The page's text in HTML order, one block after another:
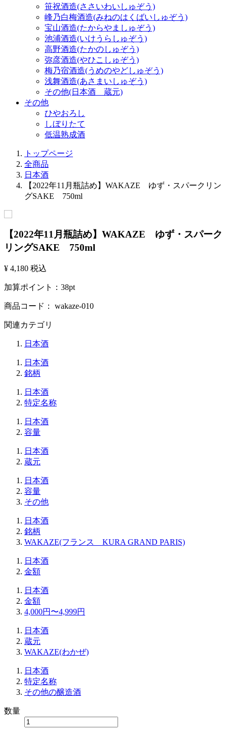
笹祝酒造(ささいわいしゅぞう)
峰乃白梅酒造(みねのはくばいしゅぞう)
宝山酒造(たからやましゅぞう)
池浦酒造(いけうらしゅぞう)
高野酒造(たかのしゅぞう)
弥彦酒造(やひこしゅぞう)
梅乃宿酒造(うめのやどしゅぞう)
浅舞酒造(あさまいしゅぞう)
その他(日本酒 蔵元)
その他
ひやおろし
しぼりたて
低温熟成酒
トップページ
全商品
日本酒
【2022年11月瓶詰め】WAKAZE ゆず・スパークリン
グSAKE 750ml
【2022年11月瓶詰め】WAKAZE ゆず・スパーク
リングSAKE 750ml
¥ 4,180 税込
加算ポイント： 38pt
商品コード： wakaze-010
関連カテゴリ
日本酒
日本酒
銘柄
日本酒
特定名称
日本酒
容量
日本酒
蔵元
日本酒
容量
その他
日本酒
銘柄
WAKAZE(フランス KURA GRAND PARIS)
日本酒
金額
日本酒
金額
4,000円〜4,999円
日本酒
蔵元
WAKAZE(わかぜ)
日本酒
特定名称
その他の醸造酒
数量